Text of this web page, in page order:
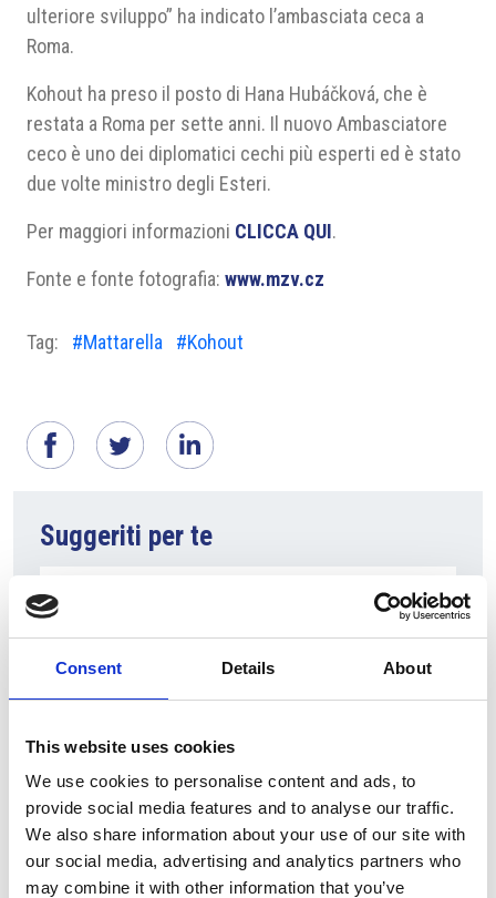
Consent Details About
This website uses cookies
We use cookies to personalise content and ads, to
provide social media features and to analyse our traffic.
We also share information about your use of our site with
our social media, advertising and analytics partners who
may combine it with other information that you’ve
ulteriore sviluppo” ha indicato l’ambasciata ceca a
Roma.
Kohout ha preso il posto di Hana Hubáčková, che è
restata a Roma per sette anni. Il nuovo Ambasciatore
ceco è uno dei diplomatici cechi più esperti ed è stato
due volte ministro degli Esteri.
Per maggiori informazioni CLICCA QUI.
Fonte e fonte fotografia: www.mzv.cz
Tag: #Mattarella #Kohout
Suggeriti per te
6 Agosto 2026
L’interscambio Italia – Repubblica ha superato
nel primo semestre i dieci miliardi di euro